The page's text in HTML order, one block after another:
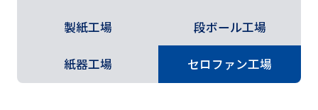
製紙工場 段ボール工場
紙器工場 セロファン工場